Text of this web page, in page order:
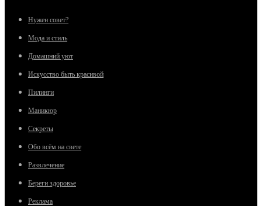
Нужен совет?
Мода и стиль
Домашний уют
Искусство быть красивой
Пилинги
Маникюр
Секреты
Обо всём на свете
Развлечение
Береги здоровье
Реклама